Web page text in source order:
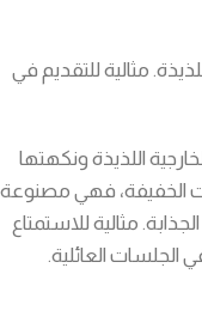
مثالية للتقديم في
اللذيذة ونكهتها
الخفيفة، فهي مصنوعة
مثالية للاستمتاع
الجلسات العائلية.